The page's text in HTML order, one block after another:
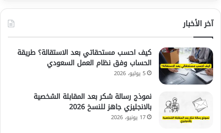
آخر الأخبار
كيف احسب مستحقاتي بعد الاستقالة؟ طريقة
الحساب وفق نظام العمل السعودي
5 يوليو، 2026
نموذج رسالة شكر بعد المقابلة الشخصية
بالانجليزي جاهز للنسخ 2026
17 يونيو، 2026